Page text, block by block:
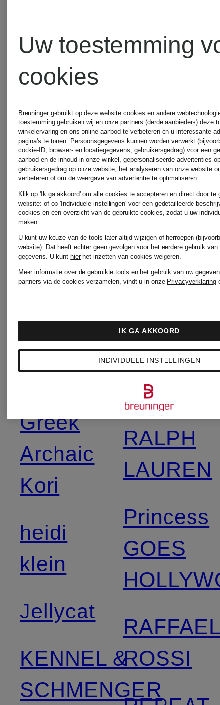
ELEH
ELENA
MIRO
ESSENTIEL
ANTWERP
FUCHS
SCHMITT
gipsy
Grace
Greek
Archaic
Kori
heidi
klein
Jellycat
KENNEL &
SCHMENGER
PAS
NORMAL
paul
green
PNTS
POLO
RALPH
LAUREN
Princess
GOES
ROSSI
Uw toestemming
cookies
Breuninger gebruikt op deze website cookies en andere
toestemming gebruiken wij en onze partners (derde aanbieders) deze
winkelervaring en ons online aanbod te verbeteren en u interessante
pagina's te tonen. Persoonsgegevens kunnen worden verwerkt
cookie-ID, browser- en locatiegegevens, gebruikersgedrag) voor een
aanbod en de inhoud in onze winkel, gepersonaliseerde advertenties
gebruikersgedrag op onze website, het analyseren van onze website
verbeteren of om de weergave van advertentie te optimaliseren.
Klik op 'Ik ga akkoord' om alle cookies te accepteren en direct door te
website; of op 'Individuele instellingen' voor een gedetailleerde
cookies en een overzicht van de gebruikte cookies, zodat u uw
maken.
U kunt uw keuze van de tools later altijd wijzigen of herroepen
website). Dat heeft echter geen gevolgen voor het eerdere gebruik van
gegevens. U kunt hierhet inzetten van cookies weigeren.
Meer informatie over de gebruikte tools en het gebruik van uw
partners via de cookies verzamelen, vindt u in onze Privacyverklaring
INDIVIDUELE INSTELLINGEN
IK GA AKKOORD